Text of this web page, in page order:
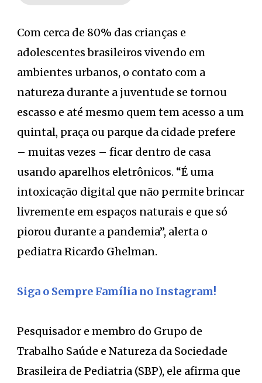
Com cerca de 80% das crianças e
adolescentes brasileiros vivendo em
ambientes urbanos, o contato com a
natureza durante a juventude se tornou
escasso e até mesmo quem tem acesso a um
quintal, praça ou parque da cidade prefere
– muitas vezes – ficar dentro de casa
usando aparelhos eletrônicos. “É uma
intoxicação digital que não permite brincar
livremente em espaços naturais e que só
piorou durante a pandemia”, alerta o
pediatra Ricardo Ghelman.
Siga o Sempre Família no Instagram!
Pesquisador e membro do Grupo de
Trabalho Saúde e Natureza da Sociedade
Brasileira de Pediatria (SBP), ele afirma que